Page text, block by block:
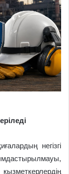
негізгі